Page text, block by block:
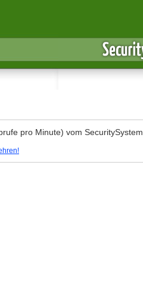
pro Minute) vom SecuritySystem